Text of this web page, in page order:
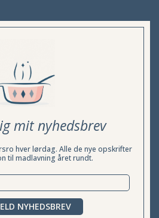
mit nyhedsbrev
hver lørdag. Alle de nye opskrifter
til madlavning året rundt.
NYHEDSBREV